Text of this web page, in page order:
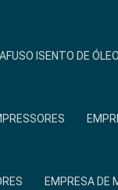
ISENTO DE ÓLEO
EMPRESA DE